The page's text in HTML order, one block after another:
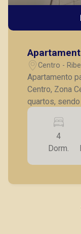
Centro -
Apartamento
Centro, Zona
quartos,
sendo 1 com
ambientes; -
Despensa; -
Banheiro
Piramid tem
vendas de
4
Dorm.